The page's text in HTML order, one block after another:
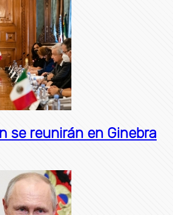
se reunirán en Ginebra